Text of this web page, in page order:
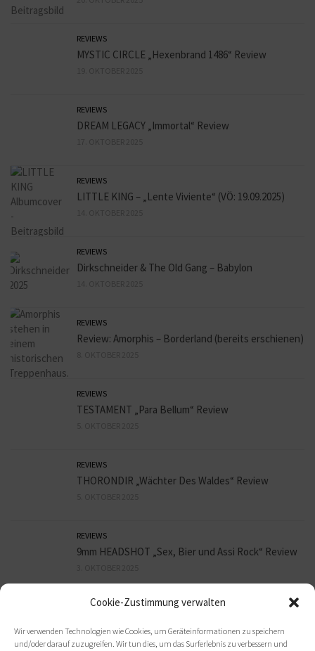
Cookie-Zustimmung verwalten
Wir verwenden Technologien wie Cookies, um Geräteinformationen zu speichern
und/oder darauf zuzugreifen. Wir tun dies, um das Surferlebnis zu verbessern und
REVIEWS
MYSTIC CIRCLE „Hexenbrand 1486“ Review
REVIEWS
DREAM LEGACY „Immortal“ Review
REVIEWS
LITTLE KING – „Lente Viviente“ (VÖ: 19.09.2025)
REVIEWS
Dirkschneider & The Old Gang – Babylon
REVIEWS
Review: Amorphis – Borderland (bereits erschienen)
REVIEWS
TESTAMENT „Para Bellum“ Review
REVIEWS
THORONDIR „Wächter Des Waldes“ Review
REVIEWS
9mm HEADSHOT „Sex, Bier und Assi Rock“ Review
REVIEWS
30. SEPTEMBER 2025